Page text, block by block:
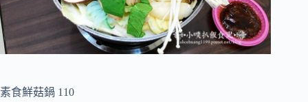
素食鮮菇鍋 110